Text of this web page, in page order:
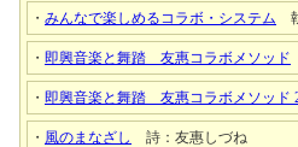
・ みんなで楽しめるコラボ・システム
・ 即興音楽と舞踏 友惠コラボメソッド
・ 即興音楽と舞踏 友惠コラボメソッド
・ 風のまなざし 詩：友惠しづね